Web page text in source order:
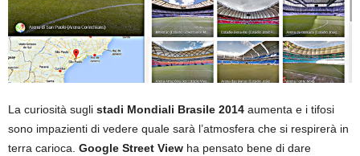
La curiosità sugli stadi Mondiali Brasile 2014 aumenta e i tifosi
sono impazienti di vedere quale sarà l’atmosfera che si respirerà in
terra carioca. Google Street View ha pensato bene di dare